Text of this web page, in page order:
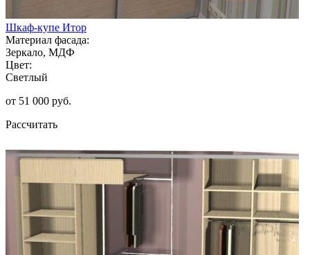
Шкаф-купе Итор
Материал фасада:
Зеркало, МДФ
Цвет:
Светлый
от 51 000 руб.
Рассчитать